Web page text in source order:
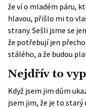
že ví o mladém páru,
hlavou, přišlo mi to
strany. Sešli jsme se
že potřebují jen
stálého, a že budou
Nejdřív to
Když jsem jim dům
jsem jim, že je to starý